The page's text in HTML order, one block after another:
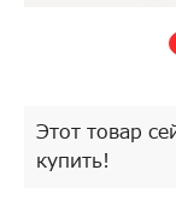
Этот товар
купить!